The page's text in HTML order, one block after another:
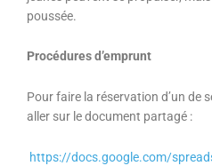
poussée.
Procédures d’emprunt
Pour faire la réservation d’un de
aller sur le document partagé :
https://docs.google.com/